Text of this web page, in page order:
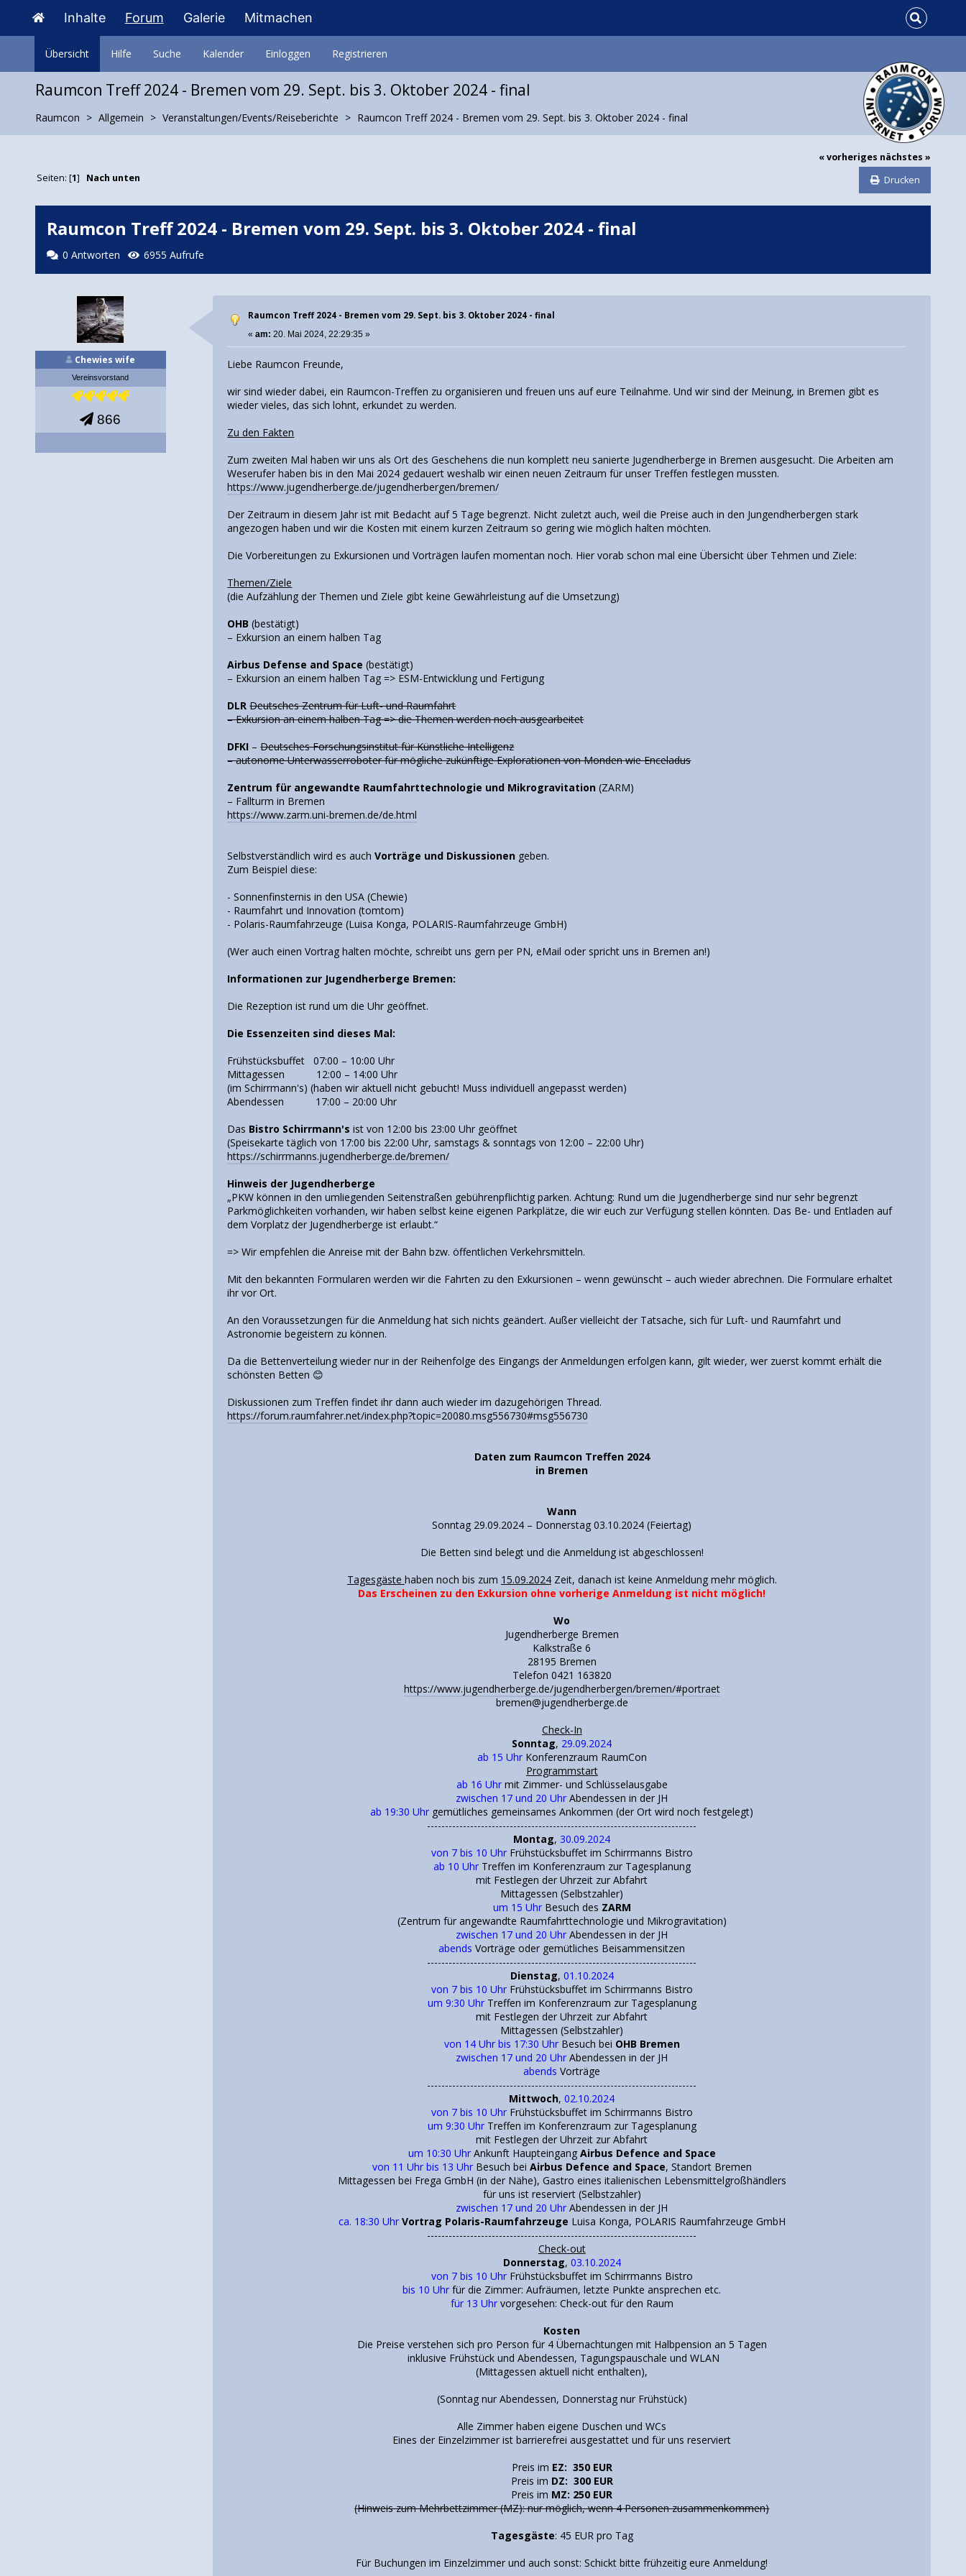
Inhalte Forum Galerie Mitmachen
Übersicht Hilfe Suche Kalender Einloggen Registrieren
Raumcon Treff 2024 - Bremen vom 29. Sept. bis 3. Oktober 2024 - final
Raumcon Allgemein Veranstaltungen/Events/Reiseberichte Raumcon Treff 2024 - Bremen vom 29. Sept. bis 3. Oktober 2024 - final
« vorheriges nächstes »
Drucken
Seiten: [1] Nach unten
Raumcon Treff 2024 - Bremen vom 29. Sept. bis 3. Oktober 2024 - final
0 Antworten 6955 Aufrufe
Chewies wife
Vereinsvorstand
866
Raumcon Treff 2024 - Bremen vom 29. Sept. bis 3. Oktober 2024 - final
«am: 20. Mai 2024, 22:29:35 »
Liebe Raumcon Freunde,
wir sind wieder dabei, ein Raumcon-Treffen zu organisieren und freuen uns auf eure Teilnahme. Und wir sind der Meinung, in Bremen gibt es
wieder vieles, das sich lohnt, erkundet zu werden.
Zu den Fakten
Zum zweiten Mal haben wir uns als Ort des Geschehens die nun komplett neu sanierte Jugendherberge in Bremen ausgesucht. Die Arbeiten am
Weserufer haben bis in den Mai 2024 gedauert weshalb wir einen neuen Zeitraum für unser Treffen festlegen mussten.
https://www.jugendherberge.de/jugendherbergen/bremen/
Der Zeitraum in diesem Jahr ist mit Bedacht auf 5 Tage begrenzt. Nicht zuletzt auch, weil die Preise auch in den Jungendherbergen stark
angezogen haben und wir die Kosten mit einem kurzen Zeitraum so gering wie möglich halten möchten.
Die Vorbereitungen zu Exkursionen und Vorträgen laufen momentan noch. Hier vorab schon mal eine Übersicht über Tehmen und Ziele:
Themen/Ziele
(die Aufzählung der Themen und Ziele gibt keine Gewährleistung auf die Umsetzung)
OHB(bestätigt)
– Exkursion an einem halben Tag
Airbus Defense and Space (bestätigt)
– Exkursion an einem halben Tag => ESM-Entwicklung und Fertigung
DLRDeutsches Zentrum für Luft- und Raumfahrt
– Exkursion an einem halben Tag => die Themen werden noch ausgearbeitet
DFKI –Deutsches Forschungsinstitut für Künstliche Intelligenz
– autonome Unterwasserroboter für mögliche zukünftige Explorationen von Monden wie Enceladus
Zentrum für angewandte Raumfahrttechnologie und Mikrogravitation(ZARM)
– Fallturm in Bremen
https://www.zarm.uni-bremen.de/de.html
Selbstverständlich wird es auchVorträge und Diskussionen geben.
Zum Beispiel diese:
- Sonnenfinsternis in den USA (Chewie)
- Raumfahrt und Innovation (tomtom)
- Polaris-Raumfahrzeuge (Luisa Konga, POLARIS-Raumfahrzeuge GmbH)
(Wer auch einen Vortrag halten möchte, schreibt uns gern per PN, eMail oder spricht uns in Bremen an!)
Informationen zur Jugendherberge Bremen:
Die Rezeption ist rund um die Uhr geöffnet.
Die Essenzeiten sind dieses Mal:
Frühstücksbuffet 07:00 – 10:00 Uhr
Mittagessen 12:00 – 14:00 Uhr
(im Schirrmann's) (haben wir aktuell nicht gebucht! Muss individuell angepasst werden)
Abendessen 17:00 – 20:00 Uhr
Das Bistro Schirrmann's ist von 12:00 bis 23:00 Uhr geöffnet
(Speisekarte täglich von 17:00 bis 22:00 Uhr, samstags & sonntags von 12:00 – 22:00 Uhr)
https://schirrmanns.jugendherberge.de/bremen/
Hinweis der Jugendherberge
„PKW können in den umliegenden Seitenstraßen gebührenpflichtig parken. Achtung: Rund um die Jugendherberge sind nur sehr begrenzt
Parkmöglichkeiten vorhanden, wir haben selbst keine eigenen Parkplätze, die wir euch zur Verfügung stellen könnten. Das Be- und Entladen auf
dem Vorplatz der Jugendherberge ist erlaubt.“
=> Wir empfehlen die Anreise mit der Bahn bzw. öffentlichen Verkehrsmitteln.
Mit den bekannten Formularen werden wir die Fahrten zu den Exkursionen – wenn gewünscht – auch wieder abrechnen. Die Formulare erhaltet
ihr vor Ort.
An den Voraussetzungen für die Anmeldung hat sich nichts geändert. Außer vielleicht der Tatsache, sich für Luft- und Raumfahrt und
Astronomie begeistern zu können.
Da die Bettenverteilung wieder nur in der Reihenfolge des Eingangs der Anmeldungen erfolgen kann, gilt wieder, wer zuerst kommt erhält die
schönsten Betten 😊
Diskussionen zum Treffen findet ihr dann auch wieder im dazugehörigen Thread.
https://forum.raumfahrer.net/index.php?topic=20080.msg556730#msg556730
Daten zum Raumcon Treffen 2024
in Bremen
Wann
Sonntag 29.09.2024 – Donnerstag 03.10.2024 (Feiertag)
Die Betten sind belegt und die Anmeldung ist abgeschlossen!
Tagesgäste haben noch bis zum 15.09.2024Zeit, danach ist keine Anmeldung mehr möglich.
Das Erscheinen zu den Exkursion ohne vorherige Anmeldung ist nicht möglich!
Wo
Jugendherberge Bremen
Kalkstraße 6
28195 Bremen
Telefon 0421 163820
https://www.jugendherberge.de/jugendherbergen/bremen/#portraet
bremen@jugendherberge.de
Check-In
Sonntag, 29.09.2024
ab 15 Uhr Konferenzraum RaumCon
Programmstart
ab 16 Uhrmit Zimmer- und Schlüsselausgabe
zwischen 17 und 20 UhrAbendessen in der JH
ab 19:30 Uhr gemütliches gemeinsames Ankommen (der Ort wird noch festgelegt)
---------------------------------------------------------------------------
Montag, 30.09.2024
von 7 bis 10 UhrFrühstücksbuffet im Schirrmanns Bistro
ab 10 UhrTreffen im Konferenzraum zur Tagesplanung
mit Festlegen der Uhrzeit zur Abfahrt
Mittagessen (Selbstzahler)
um 15 UhrBesuch des ZARM
(Zentrum für angewandte Raumfahrttechnologie und Mikrogravitation)
zwischen 17 und 20 UhrAbendessen in der JH
abends Vorträge oder gemütliches Beisammensitzen
---------------------------------------------------------------------------
Dienstag, 01.10.2024
von 7 bis 10 UhrFrühstücksbuffet im Schirrmanns Bistro
um 9:30 Uhr Treffen im Konferenzraum zur Tagesplanung
mit Festlegen der Uhrzeit zur Abfahrt
Mittagessen (Selbstzahler)
von 14 Uhr bis 17:30 Uhr Besuch bei OHB Bremen
zwischen 17 und 20 UhrAbendessen in der JH
abends Vorträge
---------------------------------------------------------------------------
Mittwoch,02.10.2024
von 7 bis 10 UhrFrühstücksbuffet im Schirrmanns Bistro
um 9:30 Uhr Treffen im Konferenzraum zur Tagesplanung
mit Festlegen der Uhrzeit zur Abfahrt
um 10:30 Uhr Ankunft Haupteingang Airbus Defence and Space
von 11 Uhr bis 13 Uhr Besuch bei Airbus Defence and Space, Standort Bremen
Mittagessen bei Frega GmbH (in der Nähe), Gastro eines italienischen Lebensmittelgroßhändlers
für uns ist reserviert (Selbstzahler)
zwischen 17 und 20 UhrAbendessen in der JH
ca. 18:30 Uhr Vortrag Polaris-Raumfahrzeuge Luisa Konga, POLARIS Raumfahrzeuge GmbH
---------------------------------------------------------------------------
Check-out
Donnerstag, 03.10.2024
von 7 bis 10 UhrFrühstücksbuffet im Schirrmanns Bistro
bis 10 Uhr für die Zimmer: Aufräumen, letzte Punkte ansprechen etc.
für 13 Uhrvorgesehen: Check-out für den Raum
Kosten
Die Preise verstehen sich pro Person für 4 Übernachtungen mit Halbpension an 5 Tagen
inklusive Frühstück und Abendessen, Tagungspauschale und WLAN
(Mittagessen aktuell nicht enthalten),
(Sonntag nur Abendessen, Donnerstag nur Frühstück)
Alle Zimmer haben eigene Duschen und WCs
Eines der Einzelzimmer ist barrierefrei ausgestattet und für uns reserviert
Preis im EZ: 350 EUR
Preis im DZ: 300 EUR
Preis im MZ: 250 EUR
(Hinweis zum Mehrbettzimmer (MZ): nur möglich, wenn 4 Personen zusammenkommen)
Tagesgäste: 45 EUR pro Tag
Für Buchungen im Einzelzimmer und auch sonst: Schickt bitte frühzeitig eure Anmeldung!